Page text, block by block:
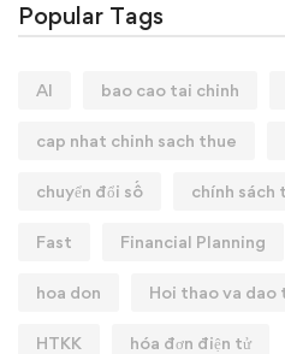
Popular Tags
AI bao cao tai chinh
cap nhat chinh sach thue
chuyển đổi số chính sách
Fast Financial Planning
hoa don Hoi thao va dao
HTKK hóa đơn điện tử